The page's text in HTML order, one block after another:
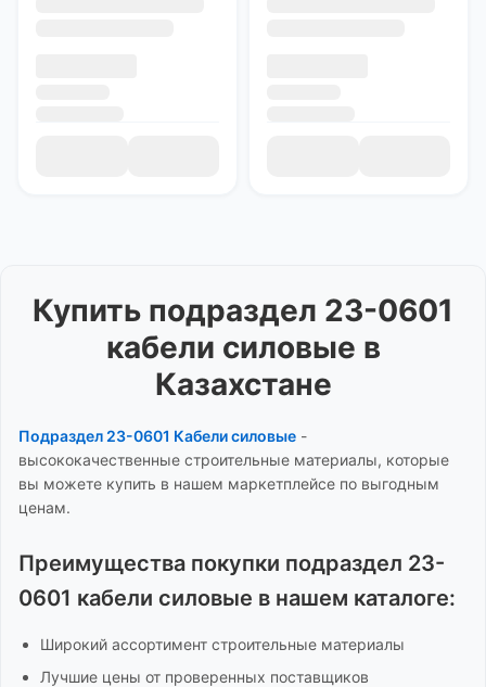
Купить подраздел 23-0601
кабели силовые в
Казахстане
Подраздел 23-0601 Кабели силовые -
высококачественные строительные материалы, которые
вы можете купить в нашем маркетплейсе по выгодным
ценам.
Преимущества покупки подраздел 23-
0601 кабели силовые в нашем каталоге:
Широкий ассортимент строительные материалы
Лучшие цены от проверенных поставщиков